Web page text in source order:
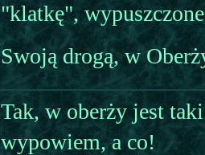
"klatkę",
Swoją drogą, w
Tak, w oberży jest
wypowiem, a co!